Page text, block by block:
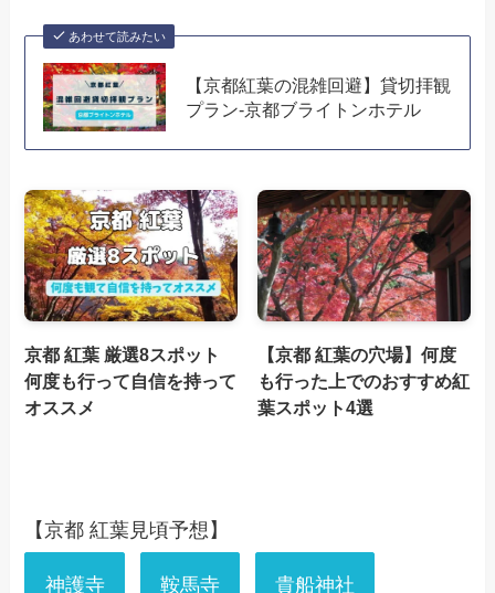
あわせて読みたい
【京都紅葉の混雑回避】貸切拝観
プラン-京都ブライトンホテル
京都 紅葉 厳選8スポット
何度も行って自信を持って
オススメ
【京都 紅葉の穴場】何度
も行った上でのおすすめ紅
葉スポット4選
【京都 紅葉見頃予想】
神護寺 鞍馬寺 貴船神社